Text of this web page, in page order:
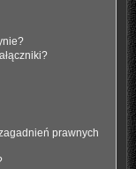
prawnych